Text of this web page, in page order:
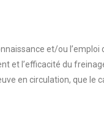
et/ou
et l’efficacité du
en circulation, que